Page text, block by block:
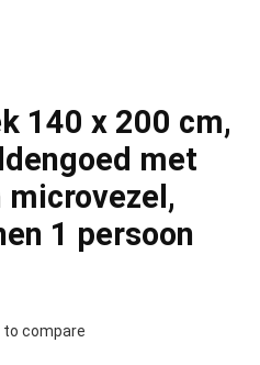
140 x 200 cm,
met
1 persoon
to compare